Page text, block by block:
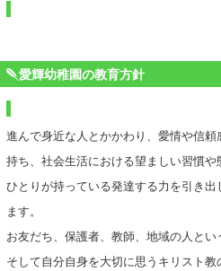
愛輝幼稚園の教育方針
進んで身近な人とかかわり、愛情や信
持ち、社会生活における望ましい習慣
ひとりが持っている発達する力を引き
ます。
お友だち、保護者、教師、地域の人とい
そして自分自身を大切に思うキリスト